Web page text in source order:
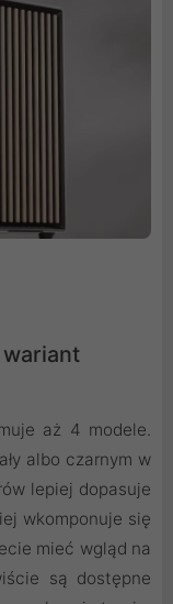
aż 4 modele.
albo czarnym w
lepiej dopasuje
wkomponuje się
mieć wgląd na
są dostępne